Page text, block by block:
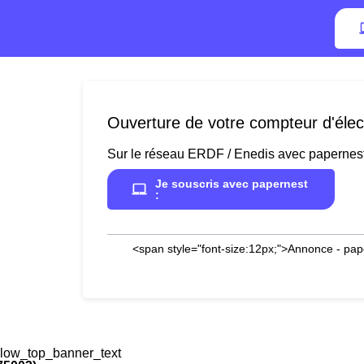
Ouverture de votre compteur
Sur le réseau ERDF / Enedis avec
Je souscris avec papernest
:
<span style="font-size:12px;">Annonce -